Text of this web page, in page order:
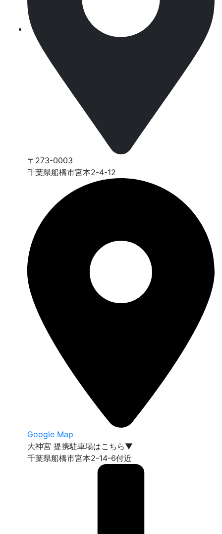
〒273-0003
千葉県船橋市宮本2-4-12
Google Map
大神宮 提携駐車場はこちら▼
千葉県船橋市宮本2-14-6付近